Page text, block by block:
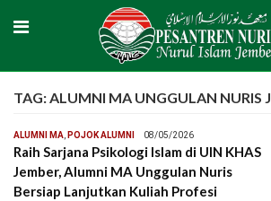
TAG:ALUMNI MA UNGGULAN NURIS
ALUMNI MA, POJOK ALUMNI 08/05/2026
Raih Sarjana Psikologi Islam di UIN KHAS
Jember, Alumni MA Unggulan Nuris
Bersiap Lanjutkan Kuliah Profesi